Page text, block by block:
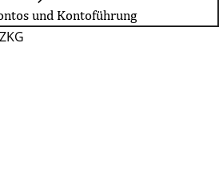
und Kontoführung